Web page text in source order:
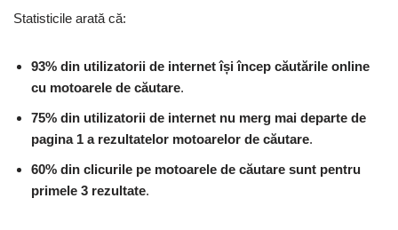
Statisticile arată că:
93% din utilizatorii de internet își încep căutările online
cu motoarele de căutare.
75% din utilizatorii de internet nu merg mai departe de
pagina 1 a rezultatelor motoarelor de căutare.
60% din clicurile pe motoarele de căutare sunt pentru
primele 3 rezultate.